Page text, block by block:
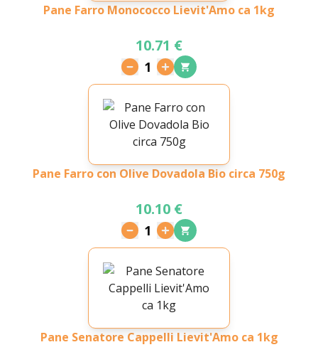
Pane Farro Monococco Lievit'Amo ca 1kg
10.71 €
1
Pane Farro con Olive Dovadola Bio circa 750g
10.10 €
1
Pane Senatore Cappelli Lievit'Amo ca 1kg